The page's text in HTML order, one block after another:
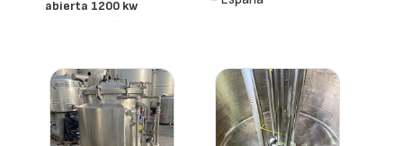
abierta 1200 kw
- España